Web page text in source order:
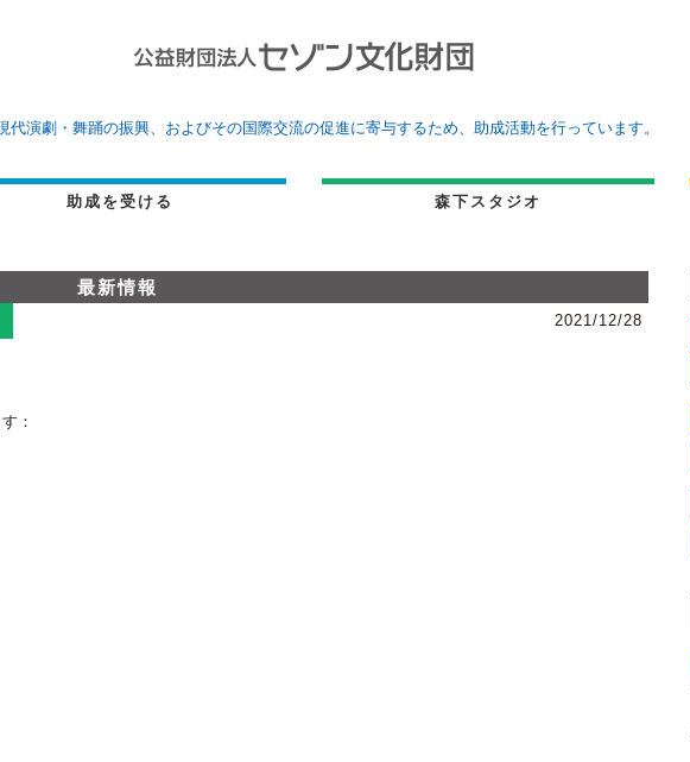
代演劇・舞踊の振興、およびその国際交流の促進に寄与するため、助成活動を行っています。
助成を受ける 森下スタジオ
最新情報
2021/12/28
：